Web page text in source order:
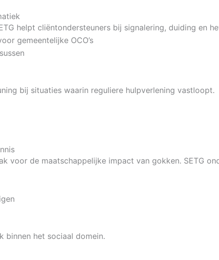
helpt cliëntondersteuners bij signalering, duiding en
gemeentelijke OCO’s
bij situaties waarin reguliere hulpverlening vastloopt.
voor de maatschappelijke impact van gokken. SETG
binnen het sociaal domein.